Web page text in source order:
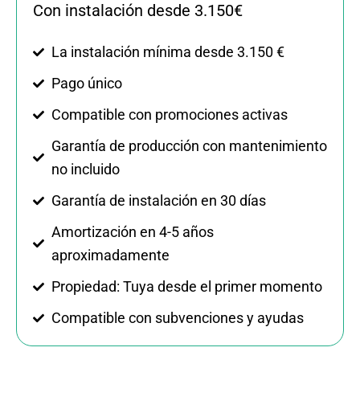
Con instalación desde 3.150€
La instalación mínima desde 3.150 €
Pago único
Compatible con promociones activas
Garantía de producción con mantenimiento
no incluido
Garantía de instalación en 30 días
Amortización en 4-5 años
aproximadamente
Propiedad: Tuya desde el primer momento
Compatible con subvenciones y ayudas